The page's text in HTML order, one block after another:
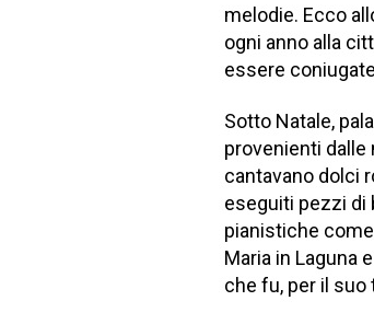
melodie. Ecco
ogni anno alla
essere
Sotto Natale,
provenienti dalle
cantavano dolci
eseguiti pezzi di
pianistiche
Maria in Laguna
che fu, per il suo